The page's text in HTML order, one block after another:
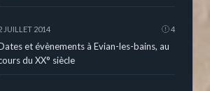
JUILLET 2014 4
et évènements à Evian-les-bains, au
du XX° siècle